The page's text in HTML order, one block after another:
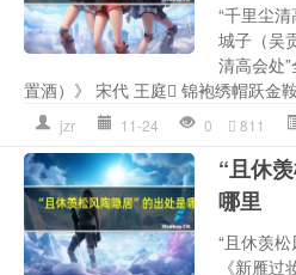
“千里尘
城子（吴
清高会处
置酒）》 宋代 王庭 锦袍绣帽跃金
jzr 11-24 0 811
“且休
哪里
“且休羡
《新雁